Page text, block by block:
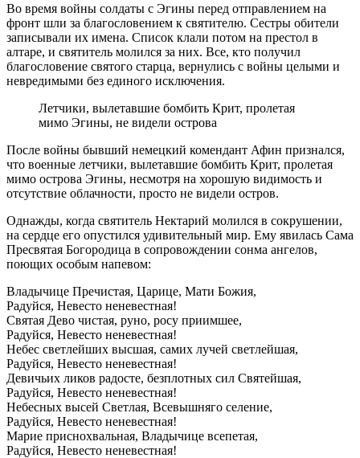
Во время войны солдаты с Эгины перед отправлением на
фронт шли за благословением к святителю. Сестры обители
записывали их имена. Список клали потом на престол в
алтаре, и святитель молился за них. Все, кто получил
благословение святого старца, вернулись с войны целыми и
невредимыми без единого исключения.
Летчики, вылетавшие бомбить Крит, пролетая
мимо Эгины, не видели острова
После войны бывший немецкий комендант Афин признался,
что военные летчики, вылетавшие бомбить Крит, пролетая
мимо острова Эгины, несмотря на хорошую видимость и
отсутствие облачности, просто не видели остров.
Однажды, когда святитель Нектарий молился в сокрушении,
на сердце его опустился удивительный мир. Ему явилась Сама
Пресвятая Богородица в сопровождении сонма ангелов,
поющих особым напевом:
Владычице Пречистая, Царице, Мати Божия,
Радуйся, Невесто неневестная!
Святая Дево чистая, руно, росу приимшее,
Радуйся, Невесто неневестная!
Небес светлейших высшая, самих лучей светлейшая,
Радуйся, Невесто неневестная!
Девичьих ликов радосте, безплотных сил Святейшая,
Радуйся, Невесто неневестная!
Небесных высей Светлая, Всевышняго селение,
Радуйся, Невесто неневестная!
Марие приснохвальная, Владычице всепетая,
Радуйся, Невесто неневестная!